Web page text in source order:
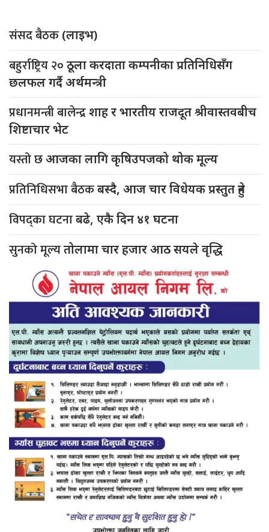
संसद बैठक (लाइभ)
बहुर्राष्ट्रिय २० ठूला करदाता कम्पनीका प्रतिनिधिसँग
छलफल गर्दै अर्थमन्त्री
प्रधानमन्त्री बालेन्द्रशाह र भारतीय राजदूत श्रीवास्तवबीच
शिष्टाचार भेट
यस्तो छआजका लागि कृषिउपजको थोक मूल्य
प्रतिनिधिसभा बैठकबस्दै, आज चार विधेयक प्रस्तुत हुने
विपद्का घटनाबढे, एकै दिन ४१ घटना
सुनको मूल्यतोलामा चार हजार आठ सयले वृद्धि